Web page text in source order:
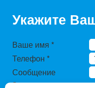
Укажите
Ваше имя *
Телефон *
Сообщение
Защита от